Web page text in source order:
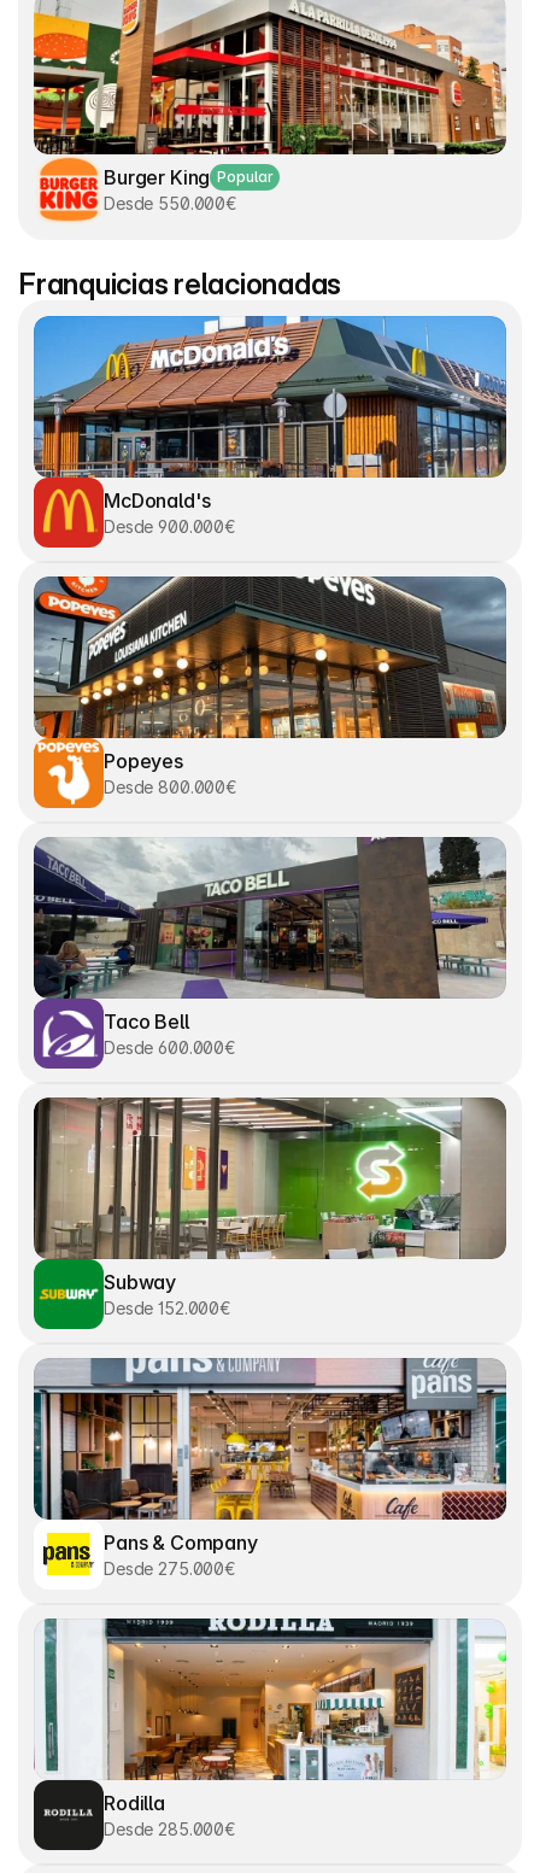
Burger King Popular
Desde 550.000€
Franquicias relacionadas
McDonald's
Desde 900.000€
Popeyes
Desde 800.000€
Taco Bell
Desde 600.000€
Subway
Desde 152.000€
Pans & Company
Desde 275.000€
Rodilla
Desde 285.000€